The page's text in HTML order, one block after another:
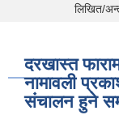
लिखित/
दरखास्त
नामावली
संचालन हुने